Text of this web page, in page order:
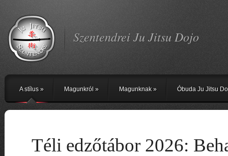
Szentendrei Ju Jitsu Dojo
A stílus» Magunkról » Magunknak» Óbuda Ju Jitsu
Téli edzőtábor 2026: